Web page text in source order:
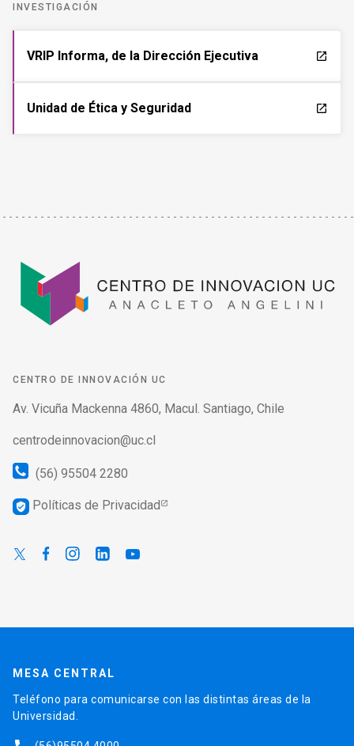
INVESTIGACIÓN
VRIP Informa, de la Dirección Ejecutiva launch
Unidad de Ética y Seguridad launch
CENTRO DE INNOVACIÓN UC
Av. Vicuña Mackenna 4860, Macul. Santiago, Chile
centrodeinnovacion@uc.cl
(56) 95504 2280
verified_user Políticas de Privacidad
MESA CENTRAL
Teléfono para comunicarse con las distintas áreas de la
Universidad.